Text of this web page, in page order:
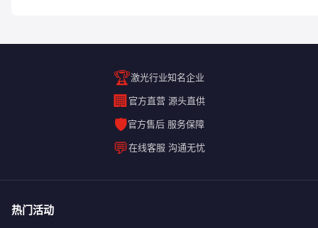
🏆激光行业知名企业
🏢官方直营 源头直供
🛡️官方售后 服务保障
💬在线客服 沟通无忧
热门活动